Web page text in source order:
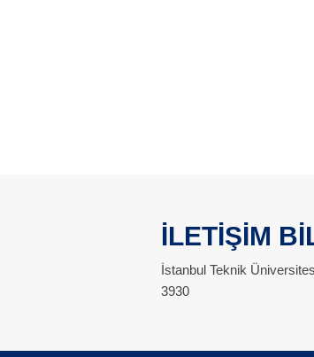
İLETİŞİM
İstanbul Teknik
3930